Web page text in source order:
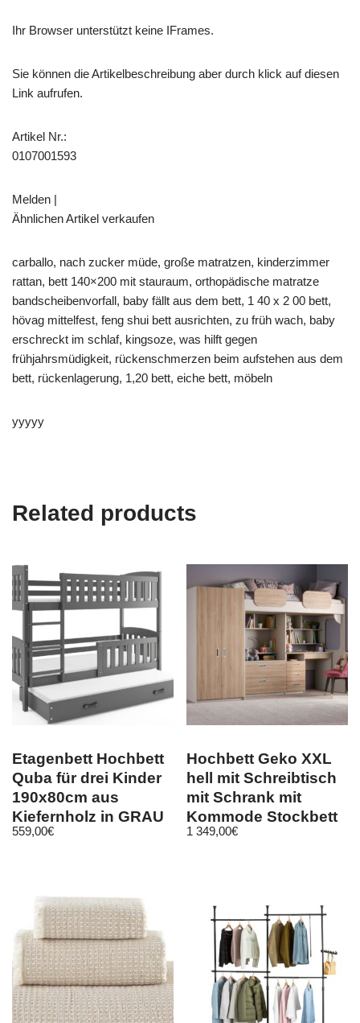
Ihr Browser unterstützt keine IFrames.
Sie können die Artikelbeschreibung aber durch klick auf diesen
Link aufrufen.
Artikel Nr.:
0107001593
Melden |
Ähnlichen Artikel verkaufen
carballo, nach zucker müde, große matratzen, kinderzimmer
rattan, bett 140×200 mit stauraum, orthopädische matratze
bandscheibenvorfall, baby fällt aus dem bett, 1 40 x 2 00 bett,
hövag mittelfest, feng shui bett ausrichten, zu früh wach, baby
erschreckt im schlaf, kingsoze, was hilft gegen
frühjahrsmüdigkeit, rückenschmerzen beim aufstehen aus dem
bett, rückenlagerung, 1,20 bett, eiche bett, möbeln
yyyyy
Related products
Etagenbett Hochbett
Quba für drei Kinder
190x80cm aus
Kiefernholz in GRAU
+ 2. Farbe
559,00€
Hochbett Geko XXL
hell mit Schreibtisch
mit Schrank mit
Kommode Stockbett
90×200
1 349,00€